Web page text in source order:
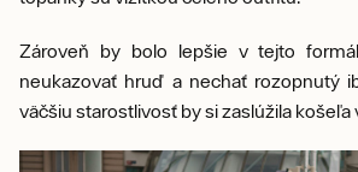
Zároveň by bolo lepšie v tejto
neukazovať hruď a nechať rozopnutý
väčšiu starostlivosť by si zaslúžila košeľa